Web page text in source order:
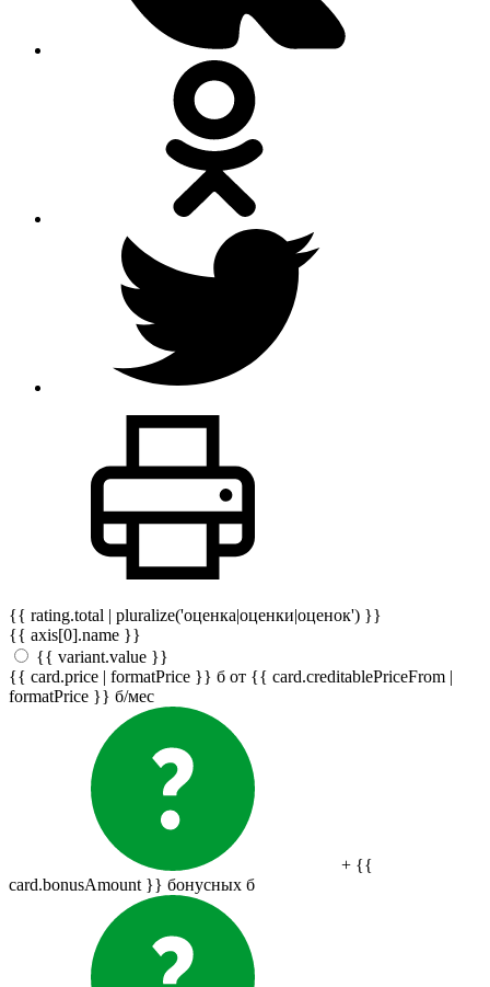
{{ rating.total | pluralize('оценка|оценки|оценок') }}
{{ axis[0].name }}
{{ variant.value }}
{{ card.price | formatPrice }} б от {{ card.creditablePriceFrom |
formatPrice }} б/мес
+ {{
card.bonusAmount }} бонусных б